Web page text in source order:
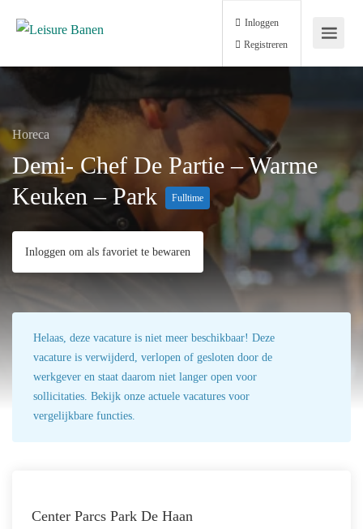
Inloggen
Registreren
Horeca
Demi- Chef De Partie – Warme
Keuken – Park
Fulltime
Inloggen om als favoriet te bewaren
Helaas, deze vacature is niet meer beschikbaar! Deze
vacature is verwijderd, verlopen of gesloten door de
werkgever en staat daarom niet langer open voor
sollicitaties. Bekijk onze actuele vacatures voor
vergelijkbare functies.
Center Parcs Park De Haan